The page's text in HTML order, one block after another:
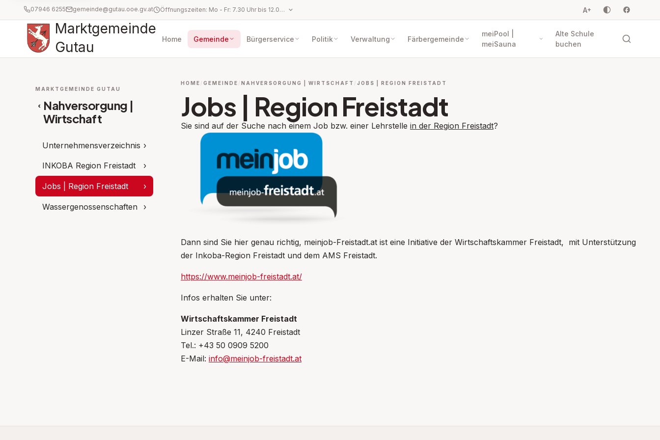
07946 6255 gemeinde@gutau.ooe.gv.at Öffnungszeiten: Mo - Fr: 7.30 Uhr bis 12.00 Uhr, Mo, Do: 13.00 Uhr bis 18.00 Uhr, A+
Marktgemeinde
Gutau
Home Gemeinde Bürgerservice Politik Verwaltung Färbergemeinde
meiPool |
meiSauna
Alte Schule
buchen
MARKTGEMEINDE GUTAU
‹ Nahversorgung |
Wirtschaft
Unternehmensverzeichnis ›
INKOBA Region Freistadt ›
Jobs | Region Freistadt ›
Wassergenossenschaften ›
HOME GEMEINDE NAHVERSORGUNG | WIRTSCHAFT JOBS | REGION FREISTADT
Jobs | Region Freistadt
Sie sind auf der Suche nach einem Job bzw. einer Lehrstelle in der Region Freistadt?
Dann sind Sie hier genau richtig, meinjob-Freistadt.at ist eine Initiative der Wirtschaftskammer Freistadt, mit Unterstützung
der Inkoba-Region Freistadt und dem AMS Freistadt.
https://www.meinjob-freistadt.at/
Infos erhalten Sie unter:
Wirtschaftskammer Freistadt
Linzer Straße 11, 4240 Freistadt
Tel.: +43 50 0909 5200
E-Mail: info@meinjob-freistadt.at